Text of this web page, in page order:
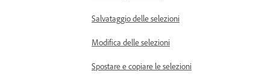
Salvataggio delle selezioni
Modifica delle selezioni
Spostare e copiare le selezioni